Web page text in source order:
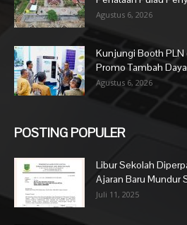
Agustus 6, 2026
Kunjungi Booth PLN
Promo Tambah
Agustus 6, 2026
POSTING POPULER
Libur Sekolah
Ajaran Baru Mundur
Juli 11, 2025